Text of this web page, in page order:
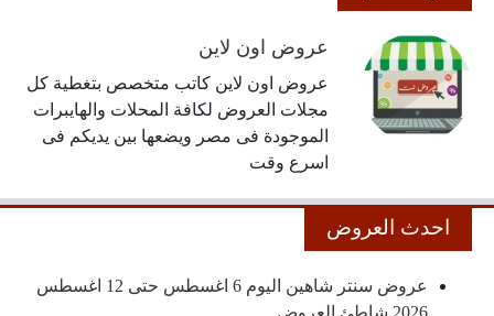
عروض اون لاين
عروض اون لاين كاتب متخصص بتغطية كل
مجلات العروض لكافة المحلات والهايبرات
الموجودة فى مصر ويضعها بين يديكم فى
اسرع وقت
احدث العروض
عروض سنتر شاهين اليوم 6 اغسطس حتى 12 اغسطس
2026 شاطئ العروض